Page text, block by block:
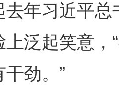
习近平总
泛起笑意，
劲。”